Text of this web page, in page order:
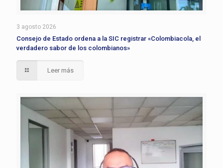
3 agosto 2026
Consejo de Estado ordena a la SIC registrar «Colombiacola, el
verdadero sabor de los colombianos»
Leer más